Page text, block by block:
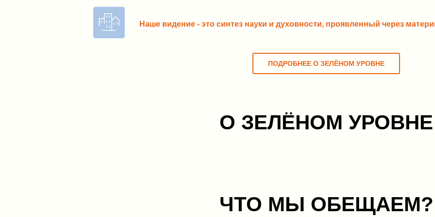
Наше видение - это синтез науки и духовности, проявленный через
ПОДРОБНЕЕ О ЗЕЛЁНОМ УРОВНЕ
О ЗЕЛЁНОМ УРОВНЕ
И это выражается в том,
архитектурным
конструкции, и др., еще
ЧТО МЫ ОБЕЩАЕМ?